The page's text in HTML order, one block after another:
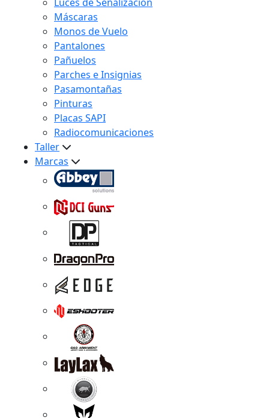
Máscaras
Monos de Vuelo
Pantalones
Pañuelos
Parches e Insignias
Pasamontañas
Pinturas
Placas SAPI
Radiocomunicaciones
Taller
Marcas